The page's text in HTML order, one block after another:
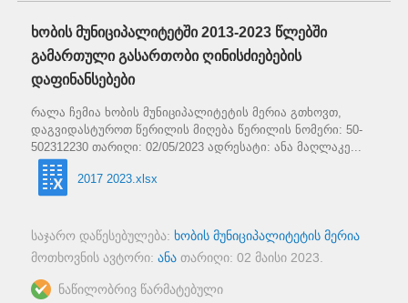
ხობის მუნიციპალიტეტში 2013-2023 წლებში
გამართული გასართობი ღინისძიებების
დაფინანსებები
რალა ჩემია ხობის მუნიციპალიტეტის მერია გთხოვთ,
დაგვიდასტუროთ წერილის მიღება წერილის ნომერი: 50-
502312230 თარიღი: 02/05/2023 ადრესატი: ანა მაღლაკე...
2017 2023.xlsx
საჯარო დაწესებულება: ხობის მუნიციპალიტეტის მერია
მოთხოვნის ავტორი: ანა თარიღი: 02 მაისი 2023
ნაწილობრივ წარმატებული